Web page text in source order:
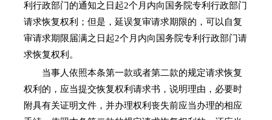
利行政部门的通知之日起2个月内向国务院专利行政部门
请求恢复权利；但是，延误复审请求期限的，可以自复
审请求期限届满之日起2个月内向国务院专利行政部门请
求恢复权利。
当事人依照本条第一款或者第二款的规定请求恢复
权利的，应当提交恢复权利请求书，说明理由，必要时
附具有关证明文件，并办理权利丧失前应当办理的相应